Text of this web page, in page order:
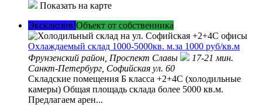
Показать на карте
Эксклюзив!Объект от собственника
Охлаждаемый склад 1000-5000кв. м.за 1000 руб/кв.м
Фрунзенский район, Проспект Славы
17-21 мин.
Санкт-Петербург, Софийская ул. 60
Складские помещения Б класса +2+4С (холодильные
камеры) Общая площадь склада более 5000 кв.м.
Пpeдлaгаем арeн...